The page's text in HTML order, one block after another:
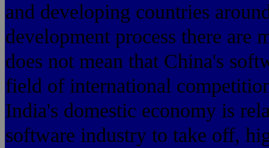
and developing countries
development process there are
does not mean that China's
field of international
India's domestic economy is
software industry to take off,